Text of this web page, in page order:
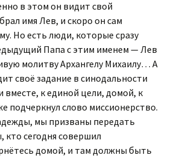
в этом он видит свой
имя Лев, и скоро он сам
Но есть люди, которые сразу
Папа с этим именем — Лев
молитву Архангелу Михаилу… А
своё задание в синодальности
вместе, к единой цели, домой, к
подчеркнул слово миссионерство.
мы призваны передать
кто сегодня совершил
домой, и там должны быть